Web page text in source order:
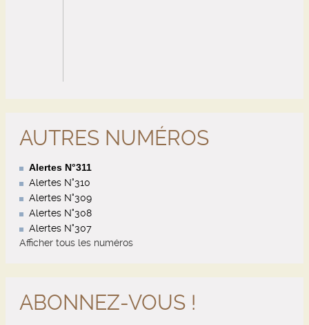
AUTRES NUMÉROS
Alertes N°311
Alertes N°310
Alertes N°309
Alertes N°308
Alertes N°307
Afficher tous les numéros
ABONNEZ-VOUS !